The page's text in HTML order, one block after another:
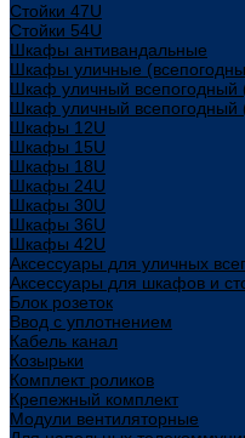
Стойки 47U
Стойки 54U
Шкафы антивандальные
Шкафы уличные
Шкаф уличный всепогодный
Шкаф уличный всепогодный
Шкафы 12U
Шкафы 15U
Шкафы 18U
Шкафы 24U
Шкафы 30U
Шкафы 36U
Шкафы 42U
Аксессуары для уличных
Аксессуары для шкафов и
Блок розеток
Ввод с уплотнением
Кабель канал
Козырьки
Комплект роликов
Крепежный комплект
Модули вентиляторные